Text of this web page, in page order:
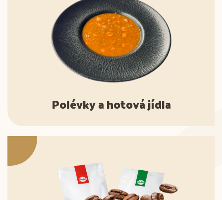
Polévky a hotová jídla